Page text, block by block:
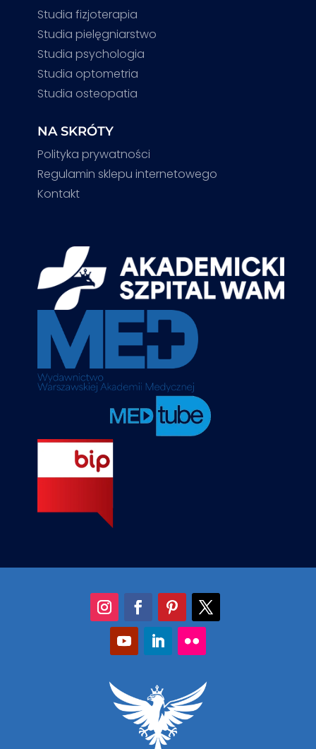
Studia fizjoterapia
Studia pielęgniarstwo
Studia psychologia
Studia optometria
Studia osteopatia
NA SKRÓTY
Polityka prywatności
Regulamin sklepu internetowego
Kontakt